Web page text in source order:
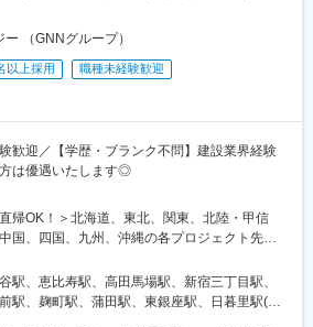
（GNNグループ）
以上採用
職種未経験歓迎
歓迎／【学歴・ブランク不問】建設業界経験
は優遇いたします◎
帰OK！＞北海道、東北、関東、北陸・甲信
国、四国、九州、沖縄の各プロジェクト先★
時間を考慮いたします！★直行直帰OK★U・Iタ
あり★転居を伴う転勤はありません北海道東
・宮城県・秋田県・山形県・福島県関東／東
駅、恵比寿駅、高田馬場駅、新宿三丁目駅、
駅、麹町駅、蒲田駅、東銀座駅、日暮里駅(舎